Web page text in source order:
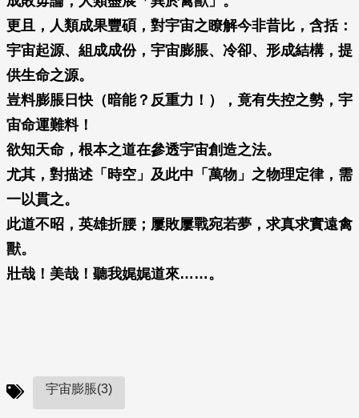
更且，人類成果豐碩，對宇宙之瞭解今非昔比，含括：
宇宙起源、組成成份，宇宙膨脹、冷卻、形成結構，提
供生命之源。
豈料膨脹日快（暗能？反重力！），竟有失控之勢，宇
宙命運難料！
欲知天命，根本之道在參透宇宙創造之法。
尤其，對描述「時空」及此中「萬物」之物理定律，需
一以貫之。
此道不昭，英雄折腰；屢敗屢戰宛若夢，求真求實遠禽
獸。
壯哉！美哉！聽我娓娓道來……。
宇宙膨脹(3)